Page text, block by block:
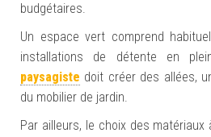
budgétaires.
Un espace vert comprend
installations de détente en
paysagiste doit créer des allées,
du mobilier de jardin.
Par ailleurs, le choix des